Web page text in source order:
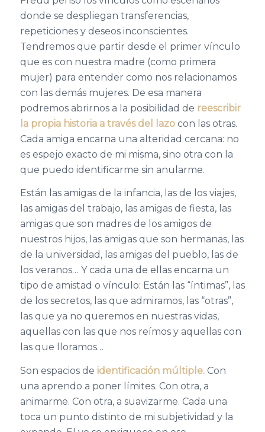
donde se despliegan transferencias,
repeticiones y deseos inconscientes.
Tendremos que partir desde el primer vínculo
que es con nuestra madre (como primera
mujer) para entender como nos relacionamos
con las demás mujeres. De esa manera
podremos abrirnos a la posibilidad de reescribir
la propia historia a través del lazocon las otras.
Cada amiga encarna una alteridad cercana: no
es espejo exacto de mi misma, sino otra con la
que puedo identificarme sin anularme.
Están las amigas de la infancia, las de los viajes,
las amigas del trabajo, las amigas de fiesta, las
amigas que son madres de los amigos de
nuestros hijos, las amigas que son hermanas, las
de la universidad, las amigas del pueblo, las de
los veranos… Y cada una de ellas encarna un
tipo de amistad o vínculo: Están las “íntimas”, las
de los secretos, las que admiramos, las “otras”,
las que ya no queremos en nuestras vidas,
aquellas con las que nos reímos y aquellas con
las que lloramos…
Son espacios de identificación múltiple.Con
una aprendo a poner límites. Con otra, a
animarme. Con otra, a suavizarme. Cada una
toca un punto distinto de mi subjetividad y la